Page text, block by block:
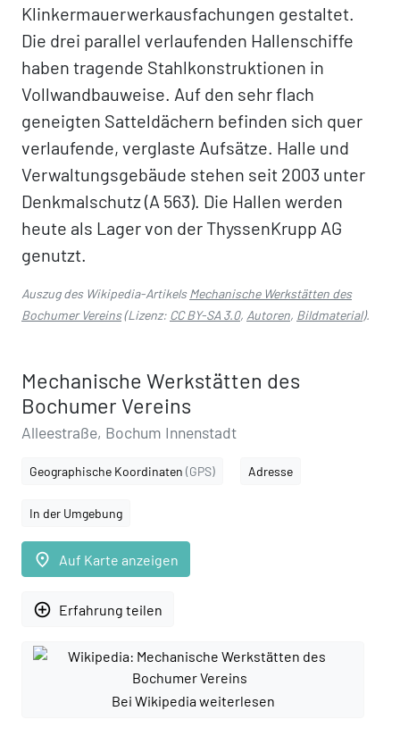
Klinkermauerwerkausfachungen gestaltet.
Die drei parallel verlaufenden Hallenschiffe
haben tragende Stahlkonstruktionen in
Vollwandbauweise. Auf den sehr flach
geneigten Satteldächern befinden sich quer
verlaufende, verglaste Aufsätze. Halle und
Verwaltungsgebäude stehen seit 2003 unter
Denkmalschutz (A 563). Die Hallen werden
heute als Lager von der ThyssenKrupp AG
genutzt.
Auszug des Wikipedia-ArtikelsMechanische Werkstätten des
Bochumer Vereins(Lizenz: CC BY-SA 3.0, Autoren, Bildmaterial).
Mechanische Werkstätten des
Bochumer Vereins
Alleestraße, Bochum Innenstadt
Geographische Koordinaten (GPS) Adresse
In der Umgebung
place Auf Karte anzeigen
add_circle_outline Erfahrung teilen
Bei Wikipedia weiterlesen